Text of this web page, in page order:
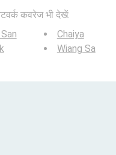
कवरेज भी देखें:
Chaiya
Wiang Sa